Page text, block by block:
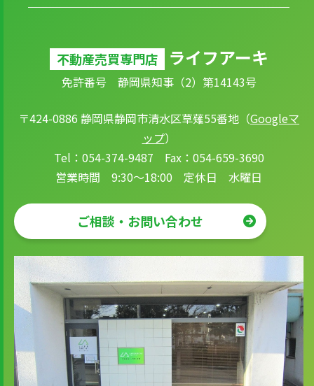
不動産売買専門店 ライフアーキ
免許番号 静岡県知事（2）第14143号
〒424-0886 静岡県静岡市清水区草薙55番地（Googleマ
ップ）
Tel：054-374-9487 Fax：054-659-3690
営業時間 9:30～18:00 定休日 水曜日
ご相談・お問い合わせ